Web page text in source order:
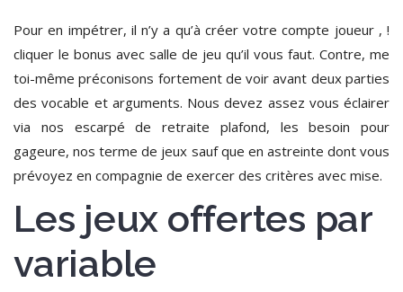
Pour en impétrer, il n’y a qu’à créer votre compte joueur , !
cliquer le bonus avec salle de jeu qu’il vous faut. Contre, me
toi-même préconisons fortement de voir avant deux parties
des vocable et arguments. Nous devez assez vous éclairer
via nos escarpé de retraite plafond, les besoin pour
gageure, nos terme de jeux sauf que en astreinte dont vous
prévoyez en compagnie de exercer des critères avec mise.
Les jeux offertes par
variable